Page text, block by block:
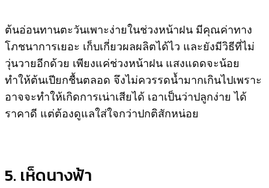
ต้นอ่อนทานตะวันเพาะง่ายในช่วงหน้าฝน มีคุณค่าทาง
โภชนาการเยอะ เก็บเกี่ยวผลผลิตได้ไว และยังมีวิธีที่ไม่
วุ่นวายอีกด้วย เพียงแค่ช่วงหน้าฝน แสงแดดจะน้อย
ทำให้ต้นเปียกชื้นตลอด จึงไม่ควรรดน้ำมากเกินไปเพราะ
อาจจะทำให้เกิดการเน่าเสียได้ เอาเป็นว่าปลูกง่าย ได้
ราคาดี แต่ต้องดูแลใส่ใจกว่าปกติสักหน่อย
5. เห็ดนางฟ้า